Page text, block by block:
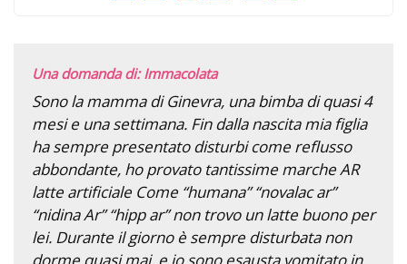
Una domanda di: Immacolata
Sono la mamma di Ginevra, una bimba di quasi 4
mesi e una settimana. Fin dalla nascita mia figlia
ha sempre presentato disturbi come reflusso
abbondante, ho provato tantissime marche AR
latte artificiale Come “humana” “novalac ar”
“nidina Ar” “hipp ar” non trovo un latte buono per
lei. Durante il giorno è sempre disturbata non